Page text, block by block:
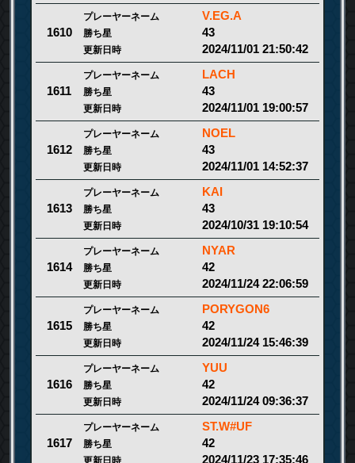
1610
プレーヤーネーム V.EG.A
勝ち星 43
更新日時 2024/11/01 21:50:42
1611
プレーヤーネーム LACH
勝ち星 43
更新日時 2024/11/01 19:00:57
1612
プレーヤーネーム NOEL
勝ち星 43
更新日時 2024/11/01 14:52:37
1613
プレーヤーネーム KAI
勝ち星 43
更新日時 2024/10/31 19:10:54
1614
プレーヤーネーム NYAR
勝ち星 42
更新日時 2024/11/24 22:06:59
1615
プレーヤーネーム PORYGON6
勝ち星 42
更新日時 2024/11/24 15:46:39
1616
プレーヤーネーム YUU
勝ち星 42
更新日時 2024/11/24 09:36:37
1617
プレーヤーネーム ST.W#UF
勝ち星 42
更新日時 2024/11/23 17:35:46